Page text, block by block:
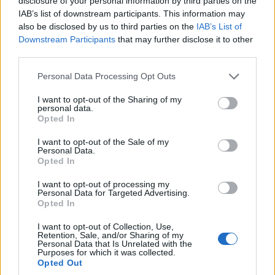
IAB’s list of downstream participants. This information may
also be disclosed by us to third parties on the IAB’s List of
Downstream Participants that may further disclose it to other
Personal Data Processing Opt Outs
I want to opt-out of the Sharing of my
personal data.
Opted In
I want to opt-out of the Sale of my
Personal Data.
Opted In
I want to opt-out of processing my
Personal Data for Targeted Advertising.
Opted In
I want to opt-out of Collection, Use,
Retention, Sale, and/or Sharing of my
Personal Data that Is Unrelated with the
Purposes for which it was collected.
Opted Out
ricerca.
INTERVENTION DES ÉQUIPES FREE MOBILE SUR UN PYLÔNE À BESSANS
Free Cash-Flowoperativo progredisce del 9,6% nei primi nove
mesi del 2023 a 903 milioni di euro, con un aumento di 80 milioni
di euro in 12 mesi. Questo aumento è sostenuto dall’Italia, il cui
contributo negativo si è notevolmente ridotto – permettendo di
assorbire gli investimenti di crescita del Gruppo.